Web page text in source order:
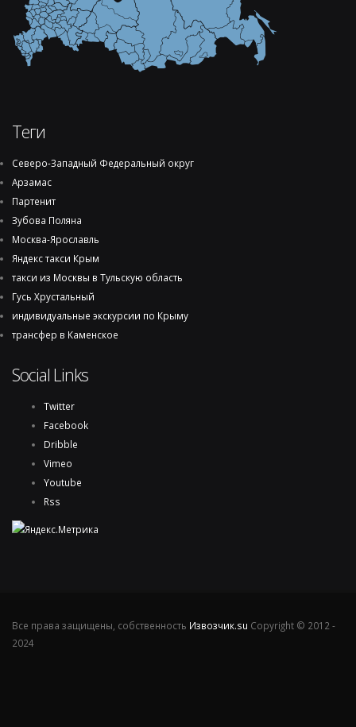
Теги
Северо-Западный Федеральный округ
Арзамас
Партенит
Зубова Поляна
Москва-Ярославль
Яндекс такси Крым
такси из Москвы в Тульскую область
Гусь Хрустальный
индивидуальные экскурсии по Крыму
трансфер в Каменское
Social Links
Twitter
Facebook
Dribble
Vimeo
Youtube
Rss
Все права защищены, собственность Извозчик.su Copyright © 2012 -
2024